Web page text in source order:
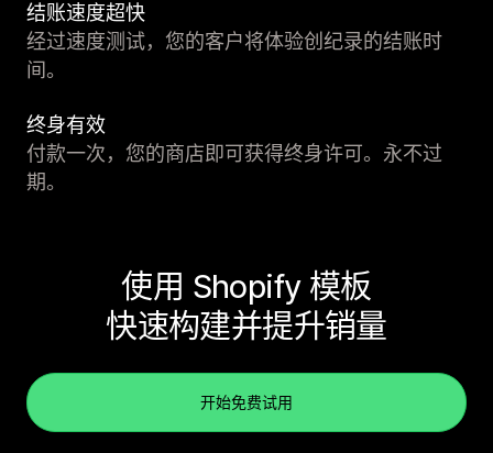
结账速度超快
经过速度测试，您的客户将体验创纪录的结账时
间。
终身有效
付款一次，您的商店即可获得终身许可。永不过
期。
使用 Shopify 模板
快速构建并提升销量
开始免费试用